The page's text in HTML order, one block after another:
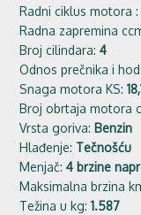
Radni ciklus motora
Radna zapremina
Broj cilindara:4
Odnos prečnika i
Snaga motora KS:
Broj obrtaja motora
Vrsta goriva: Benzin
Hlađenje: Tečnošću
Menjač:4 brzine
Maksimalna brzina
Težina u kg:1.587